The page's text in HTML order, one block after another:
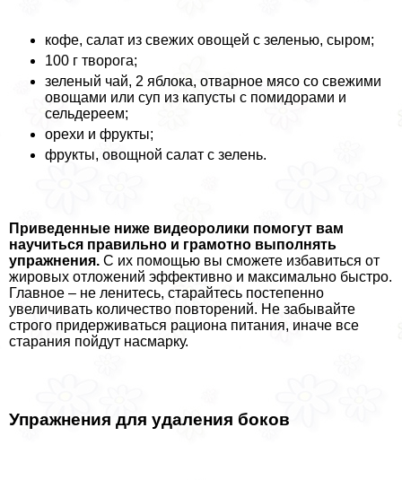
кофе, салат из свежих овощей с зеленью, сыром;
100 г творога;
зеленый чай, 2 яблока, отварное мясо со свежими
овощами или суп из капусты с помидорами и
сельдереем;
орехи и фрукты;
фрукты, овощной салат с зелень.
Приведенные ниже видеоролики помогут вам
научиться правильно и грамотно выполнять
упражнения. С их помощью вы сможете избавиться от
жировых отложений эффективно и максимально быстро.
Главное – не ленитесь, старайтесь постепенно
увеличивать количество повторений. Не забывайте
строго придерживаться рациона питания, иначе все
старания пойдут насмарку.
Упражнения для удаления боков